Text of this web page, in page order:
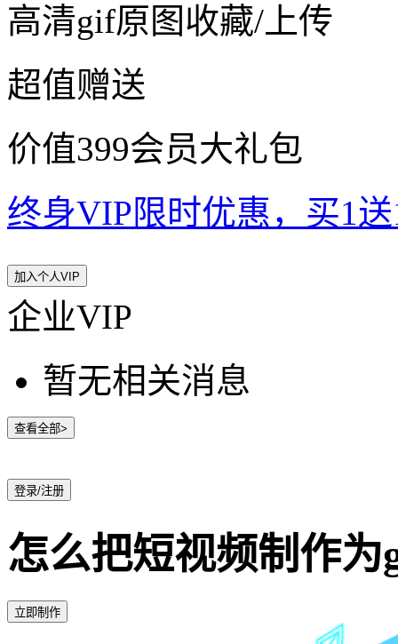
高清gif原图收藏/上传
超值赠送
价值399会员大礼包
终身VIP限时优惠，买1
加入个人VIP
企业VIP
暂无相关消息
查看全部>
登录/注册
怎么把短视频制作为
立即制作